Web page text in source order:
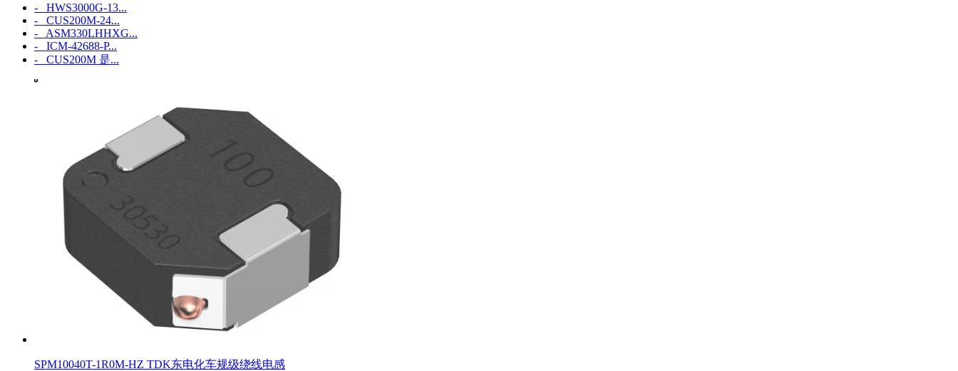
- HWS3000G-13...
- CUS200M-24...
- ASM330LHHXG...
- ICM‑42688‑P...
- CUS200M 是...
SPM10040T-1R0M-HZ TDK东电化车规级绕线电感